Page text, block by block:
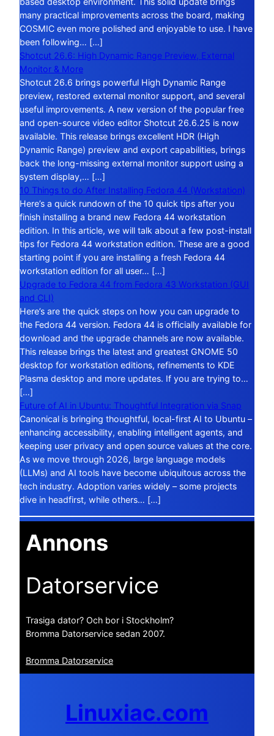
many practical improvements across the board, making
COSMIC even more polished and enjoyable to use. I have
been following… […]
Shotcut 26.6: High Dynamic Range Preview, External
Monitor & More
Shotcut 26.6 brings powerful High Dynamic Range
preview, restored external monitor support, and several
useful improvements. A new version of the popular free
and open-source video editor Shotcut 26.6.25 is now
available. This release brings excellent HDR (High
Dynamic Range) preview and export capabilities, brings
back the long-missing external monitor support using a
system display,… […]
10 Things to do After Installing Fedora 44 (Workstation)
Here’s a quick rundown of the 10 quick tips after you
finish installing a brand new Fedora 44 workstation
edition. In this article, we will talk about a few post-install
tips for Fedora 44 workstation edition. These are a good
starting point if you are installing a fresh Fedora 44
workstation edition for all user… […]
Upgrade to Fedora 44 from Fedora 43 Workstation (GUI
and CLI)
Here’s are the quick steps on how you can upgrade to
the Fedora 44 version. Fedora 44 is officially available for
download and the upgrade channels are now available.
This release brings the latest and greatest GNOME 50
desktop for workstation editions, refinements to KDE
Plasma desktop and more updates. If you are trying to…
[…]
Future of AI in Ubuntu: Thoughtful Integration via Snap
Canonical is bringing thoughtful, local-first AI to Ubuntu –
enhancing accessibility, enabling intelligent agents, and
keeping user privacy and open source values at the core.
As we move through 2026, large language models
(LLMs) and AI tools have become ubiquitous across the
tech industry. Adoption varies widely – some projects
dive in headfirst, while others… […]
Annons
Datorservice
Trasiga dator? Och bor i Stockholm?
Bromma Datorservice sedan 2007.
Bromma Datorservice
Linuxiac.com